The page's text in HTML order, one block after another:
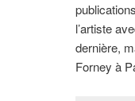
l’artiste
dernière,
Forney à